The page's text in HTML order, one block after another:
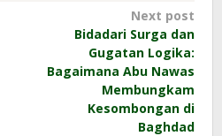
Next post
Bidadari Surga dan
Gugatan Logika:
Bagaimana Abu Nawas
Membungkam
Kesombongan di
Baghdad